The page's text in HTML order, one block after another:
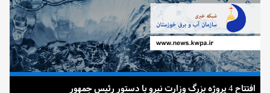
افتتاح 4 پروژه بزرگ وزارت نیرو با دستور رئیس جمهور